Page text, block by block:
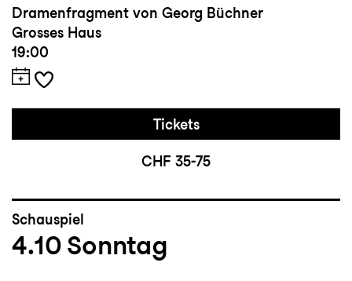
Dramenfragment von Georg Büchner
Grosses Haus
19:00
Tickets
CHF 35-75
Schauspiel
4.10 Sonntag